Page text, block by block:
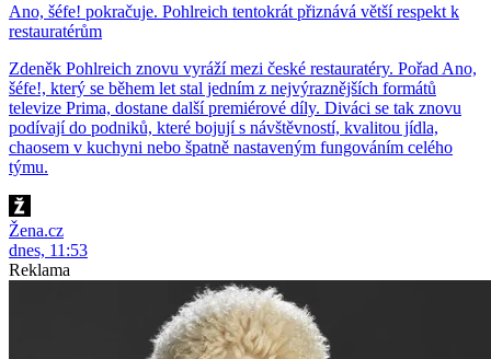
Ano, šéfe! pokračuje. Pohlreich tentokrát přiznává větší respekt k
restauratérům
Zdeněk Pohlreich znovu vyráží mezi české restauratéry. Pořad Ano,
šéfe!, který se během let stal jedním z nejvýraznějších formátů
televize Prima, dostane další premiérové díly. Diváci se tak znovu
podívají do podniků, které bojují s návštěvností, kvalitou jídla,
chaosem v kuchyni nebo špatně nastaveným fungováním celého
týmu.
Žena.cz
dnes, 11:53
Reklama